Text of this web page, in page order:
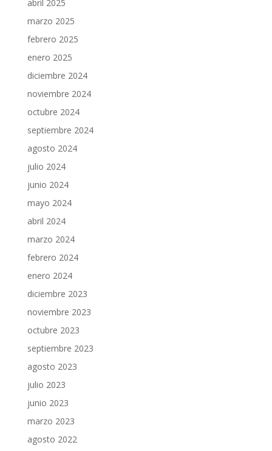
abril 2025
marzo 2025
febrero 2025
enero 2025
diciembre 2024
noviembre 2024
octubre 2024
septiembre 2024
agosto 2024
julio 2024
junio 2024
mayo 2024
abril 2024
marzo 2024
febrero 2024
enero 2024
diciembre 2023
noviembre 2023
octubre 2023
septiembre 2023
agosto 2023
julio 2023
junio 2023
marzo 2023
agosto 2022